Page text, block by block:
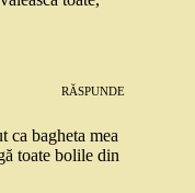
RĂSPUNDE
ca bagheta mea
toate bolile din